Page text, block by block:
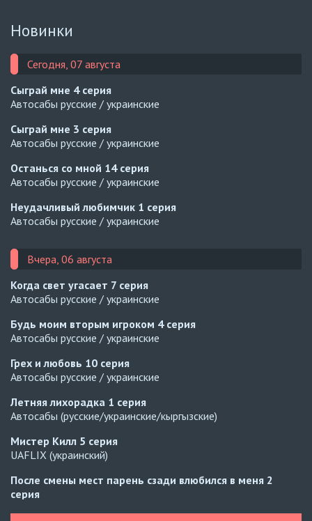
Новинки
Сегодня, 07 августа
Сыграй мне 4 серия
Автосабы русские / украинские
Сыграй мне 3 серия
Автосабы русские / украинские
Останься со мной 14 серия
Автосабы русские / украинские
Неудачливый любимчик 1 серия
Автосабы русские / украинские
Вчера, 06 августа
Когда свет угасает 7 серия
Автосабы русские / украинские
Будь моим вторым игроком 4 серия
Автосабы русские / украинские
Грех и любовь 10 серия
Автосабы русские / украинские
Летняя лихорадка 1 серия
Автосабы (русские/украинские/кыргызские)
Мистер Килл 5 серия
UAFLIX (украинский)
После смены мест парень сзади влюбился в меня 2
серия